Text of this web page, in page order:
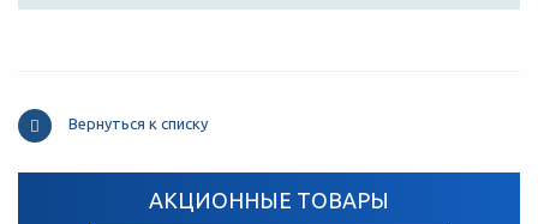
Вернуться к списку
АКЦИОННЫЕ ТОВАРЫ